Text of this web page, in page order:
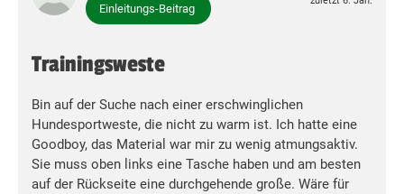
Einleitungs-Beitrag
Trainingsweste
Bin auf der Suche nach einer erschwinglichen
Hundesportweste, die nicht zu warm ist. Ich hatte eine
Goodboy, das Material war mir zu wenig atmungsaktiv.
Sie muss oben links eine Tasche haben und am besten
auf der Rückseite eine durchgehende große. Wäre für